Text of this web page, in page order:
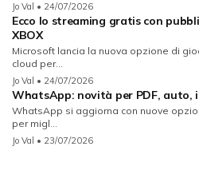
Jo Val • 24/07/2026
Ecco lo streaming gratis con
XBOX
Microsoft lancia la nuova opzione di
cloud per...
Jo Val • 24/07/2026
WhatsApp: novità per PDF, auto,
WhatsApp si aggiorna con nuove
per migl...
Jo Val • 23/07/2026